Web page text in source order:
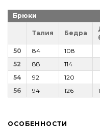
Брюки
Талия Бедра
50
84
108
52
88
114
54
92
120
56
94 126
ОСОБЕННОСТИ